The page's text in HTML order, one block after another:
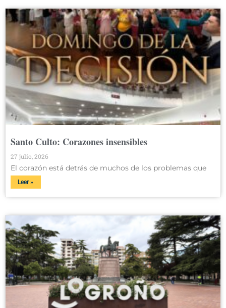
Santo Culto: Corazones insensibles
27 julio, 2026
El corazón está detrás de muchos de los problemas que
Leer »